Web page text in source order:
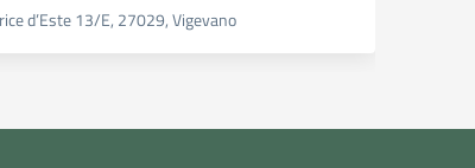
d’Este 13/E, 27029, Vigevano